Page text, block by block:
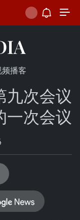
播客
九次会议
一次会议